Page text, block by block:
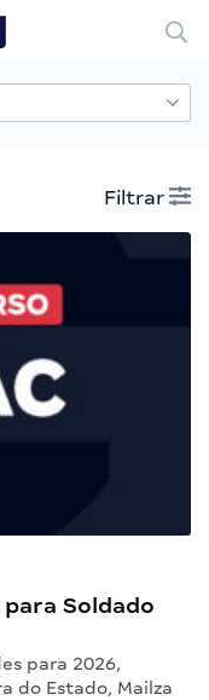
Filtrar
para Soldado
para 2026,
do Estado, Mailza